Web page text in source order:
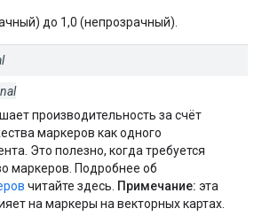
до 1,0 (непрозрачный).
производительность за счёт
маркеров как одного
Это полезно, когда требуется
маркеров. Подробнее об
читайте здесь. Примечание: эта
на маркеры на векторных картах.